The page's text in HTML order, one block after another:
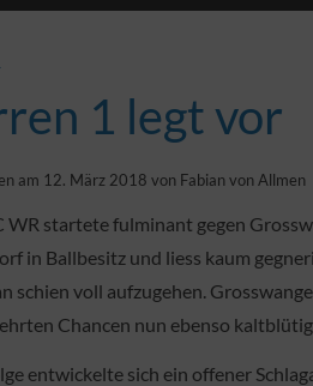
1 legt vor
am 12. März 2018 von Fabian von Allmen
WR startete fulminant gegen
in Ballbesitz und liess kaum
schien voll aufzugehen.
Chancen nun ebenso
entwickelte sich ein offener